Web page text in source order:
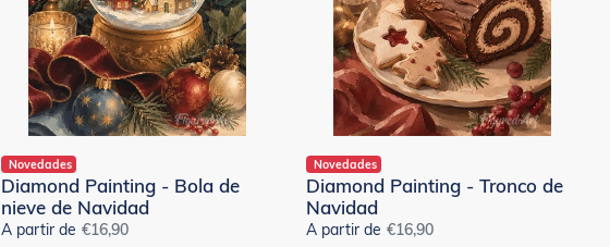
Navidad
Novedades
Diamond Painting - Bola de
nieve de Navidad
A partir de Precio
€16,90
Novedades
Diamond Painting - Tronco de
Navidad
A partir de Precio
€16,90